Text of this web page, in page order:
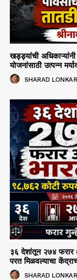
खड्ड्यांची
योजनांसाठी उत्पन्न
SHARAD LONKAR
३६ देशांतून २७४ फरार
परत मिळवल्याचा
SHARAD LONKAR